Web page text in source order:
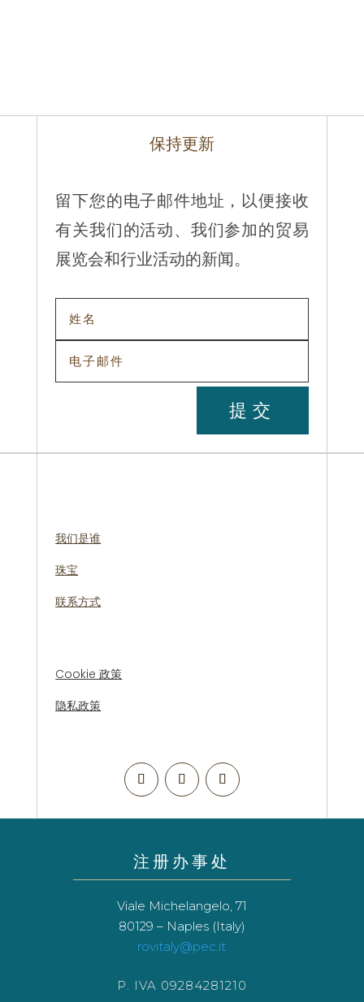
保持更新
留下您的电子邮件地址，以便接收
有关我们的活动、我们参加的贸易
展览会和行业活动的新闻。
提交
我们是谁
珠宝
联系方式
Cookie 政策
隐私政策
注册办事处
Viale Michelangelo, 71
80129 – Naples (Italy)
rovitaly@pec.it
P. IVA 09284281210